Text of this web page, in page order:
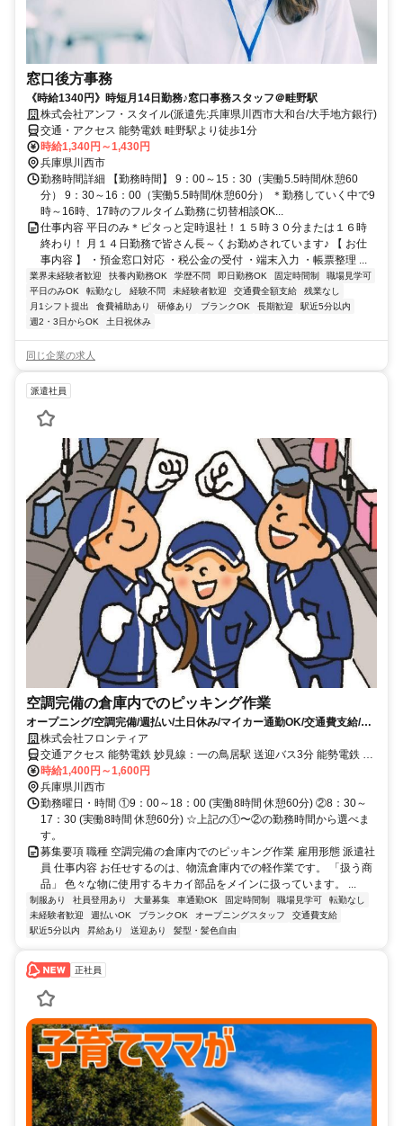
窓口後方事務
《時給1340円》時短月14日勤務♪窓口事務スタッフ＠畦野駅
株式会社アンフ・スタイル(派遣先:兵庫県川西市大和台/大手地方銀行)
交通・アクセス 能勢電鉄 畦野駅より徒歩1分
時給1,340円～1,430円
兵庫県川西市
勤務時間詳細 【勤務時間】 9：00～15：30（実働5.5時間/休憩60
分） 9：30～16：00（実働5.5時間/休憩60分） ＊勤務していく中で9
時～16時、17時のフルタイム勤務に切替相談OK...
仕事内容 平日のみ＊ピタっと定時退社！１５時３０分または１６時
終わり！ 月１４日勤務で皆さん長～くお勤めされています♪ 【 お仕
事内容 】 ・預金窓口対応 ・税公金の受付 ・端末入力 ・帳票整理 ...
業界未経験者歓迎 扶養内勤務OK 学歴不問 即日勤務OK 固定時間制
職場見学可
平日のみOK
転勤なし 経験不問 未経験者歓迎 交通費全額支給
残業なし
月1シフト提出
食費補助あり 研修あり ブランクOK 長期歓迎
駅近5分以内
週2・3日からOK
土日祝休み
同じ企業の求人
派遣社員
空調完備の倉庫内でのピッキング作業
オープニング/空調完備/週払い/土日休み/マイカー通勤OK/交通費支給/社
保完備/社員登用/制服貸出
株式会社フロンティア
交通アクセス 能勢電鉄 妙見線：一の鳥居駅 送迎バス3分 能勢電鉄 妙
見線：畦野駅 車5分 能勢電鉄 妙見線：山下駅 車7分 車・バイク・自
転車通勤ＯＫ 一の鳥居駅から無料送迎バスあり ※詳細は面接時にご
案内いたします。
時給1,400円～1,600円
兵庫県川西市
勤務曜日・時間 ①9：00～18：00 (実働8時間 休憩60分) ②8：30～
17：30 (実働8時間 休憩60分) ☆上記の①〜②の勤務時間から選べま
す。
募集要項 職種 空調完備の倉庫内でのピッキング作業 雇用形態 派遣社
員 仕事内容 お任せするのは、物流倉庫内での軽作業です。 「扱う商
品」 色々な物に使用するキカイ部品をメインに扱っています。 ...
制服あり 社員登用あり 大量募集 車通勤OK 固定時間制 職場見学可
転勤なし
未経験者歓迎
週払いOK ブランクOK オープニングスタッフ
交通費支給
駅近5分以内
昇給あり 送迎あり 髪型・髪色自由
正社員